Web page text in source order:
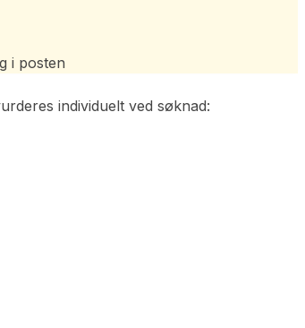
i posten
individuelt ved søknad: